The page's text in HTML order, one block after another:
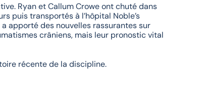
Ryan et Callum Crowe ont chuté dans
puis transportés à l’hôpital Noble’s
apporté des nouvelles rassurantes sur
crâniens, mais leur pronostic vital
récente de la discipline.